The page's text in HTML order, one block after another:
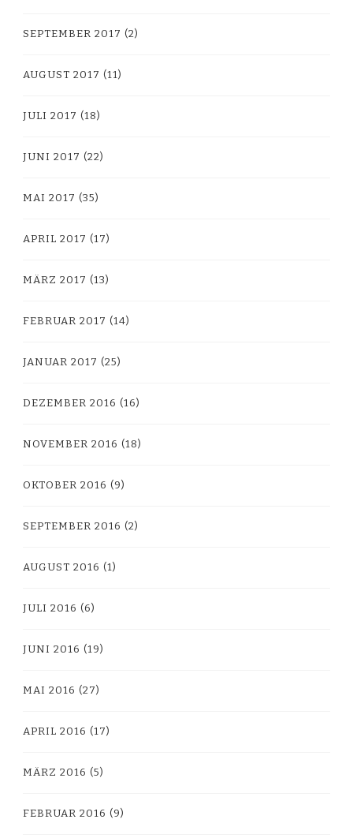
SEPTEMBER 2017 (2)
AUGUST 2017 (11)
JULI 2017 (18)
JUNI 2017 (22)
MAI 2017 (35)
APRIL 2017 (17)
MÄRZ 2017 (13)
FEBRUAR 2017 (14)
JANUAR 2017 (25)
DEZEMBER 2016 (16)
NOVEMBER 2016 (18)
OKTOBER 2016 (9)
SEPTEMBER 2016 (2)
AUGUST 2016 (1)
JULI 2016 (6)
JUNI 2016 (19)
MAI 2016 (27)
APRIL 2016 (17)
MÄRZ 2016 (5)
FEBRUAR 2016 (9)